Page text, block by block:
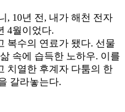
, 10년 전, 내가 해천 전자
4월이었다.
복수의 연료가 됐다. 선물
속에 습득한 노하우. 이를
치열한 후계자 다툼의 한
갈라놓는다.